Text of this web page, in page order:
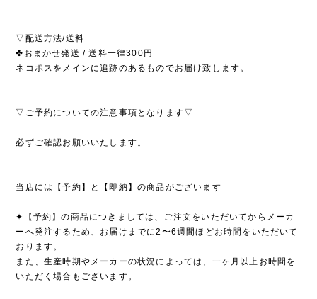
▽配送方法/送料
✤おまかせ発送 / 送料一律300円
ネコポスをメインに追跡のあるものでお届け致します。
▽ご予約についての注意事項となります▽
必ずご確認お願いいたします。
当店には【予約】と【即納】の商品がございます
✦【予約】の商品につきましては、ご注文をいただいてからメーカ
ーへ発注するため、お届けまでに2〜6週間ほどお時間をいただいて
おります。
また、生産時期やメーカーの状況によっては、一ヶ月以上お時間を
いただく場合もございます。